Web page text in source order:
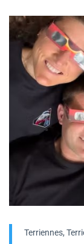
Terriennes,